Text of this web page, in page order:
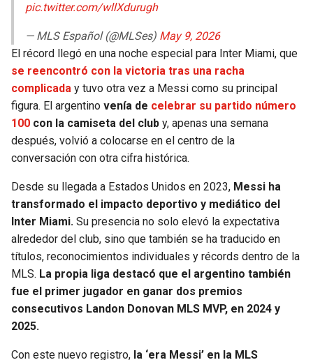
pic.twitter.com/wllXdurugh
— MLS Español (@MLSes) May 9, 2026
El récord llegó en una noche especial para Inter Miami, que
se reencontró con la victoria tras una racha
complicada y tuvo otra vez a Messi como su principal
figura. El argentino venía de celebrar su partido número
100 con la camiseta del club y, apenas una semana
después, volvió a colocarse en el centro de la
conversación con otra cifra histórica.
Desde su llegada a Estados Unidos en 2023, Messi ha
transformado el impacto deportivo y mediático del
Inter Miami. Su presencia no solo elevó la expectativa
alrededor del club, sino que también se ha traducido en
títulos, reconocimientos individuales y récords dentro de la
MLS. La propia liga destacó que el argentino también
fue el primer jugador en ganar dos premios
consecutivos Landon Donovan MLS MVP, en 2024 y
2025.
Con este nuevo registro, la ‘era Messi’ en la MLS